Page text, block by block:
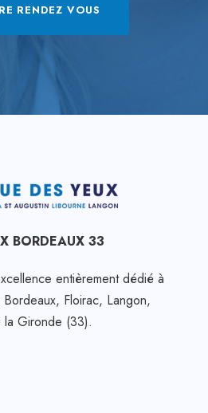
RENDEZ VOUS
BORDEAUX 33
entièrement dédié à
Bordeaux, Floirac, Langon,
la Gironde (33).